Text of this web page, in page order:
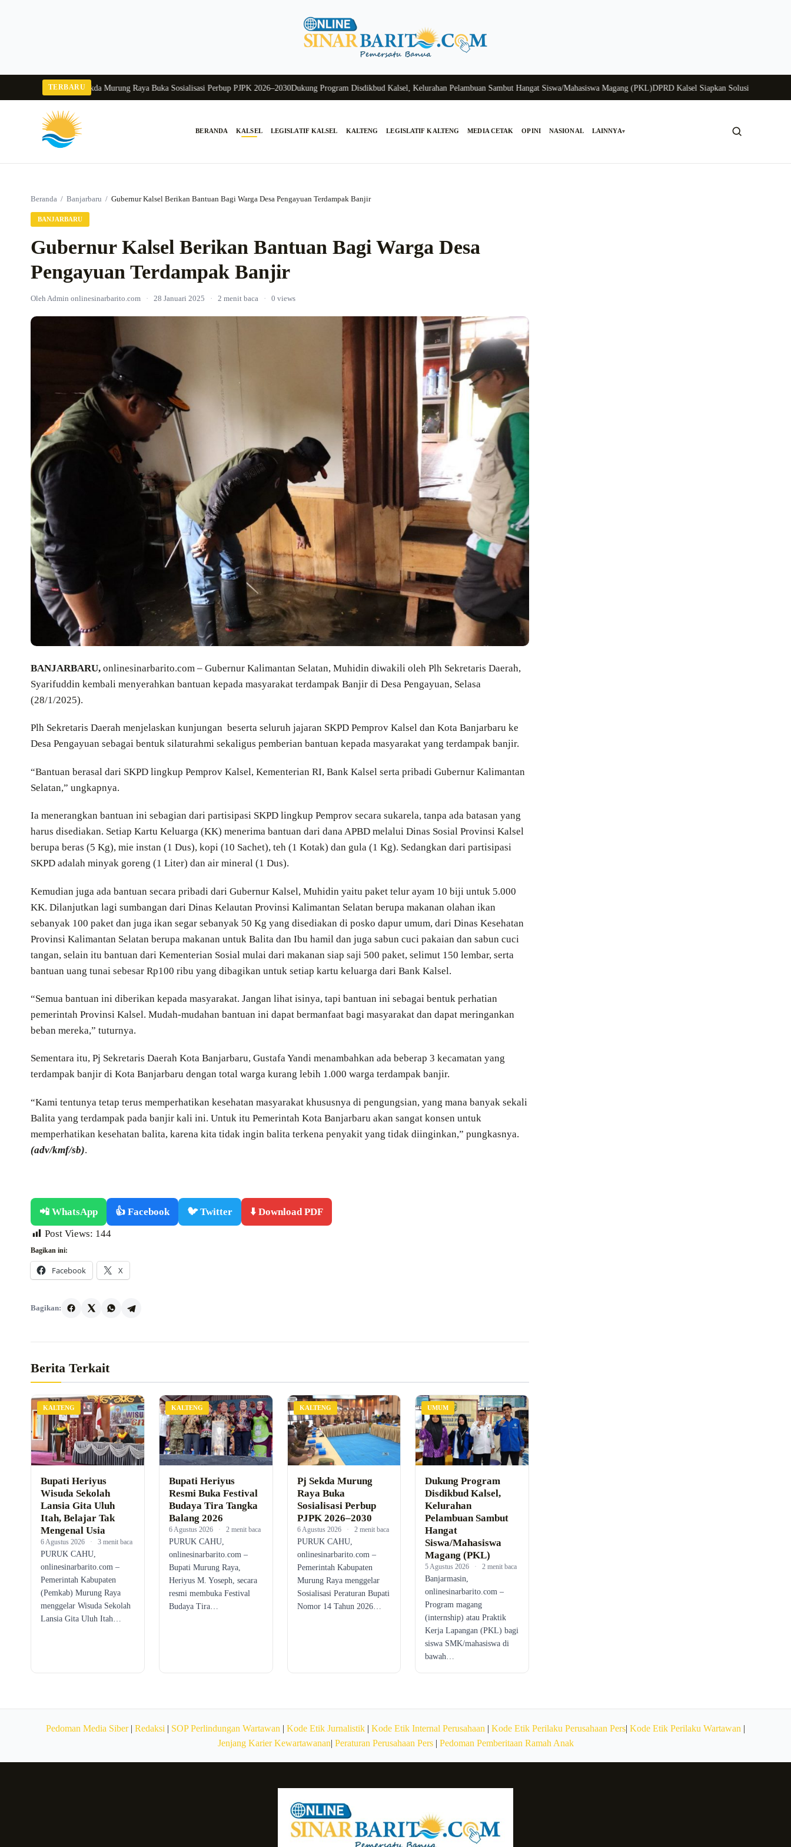
TERBARU
Balang 2026Pj Sekda Murung Raya Buka Sosialisasi Perbup PJPK 2026–2030Dukung Program Disdikbud Kalsel, Kelurahan Pelambuan Sambut Hangat Siswa/Mahasiswa Magang (PKL) DPRD Kalsel Siapkan Solusi Krisis
BERANDA KALSEL LEGISLATIF KALSEL KALTENG LEGISLATIF KALTENG MEDIA CETAK OPINI NASIONAL LAINNYA▾
Beranda / Banjarbaru / Gubernur Kalsel Berikan Bantuan Bagi Warga Desa Pengayuan Terdampak Banjir
BANJARBARU
Gubernur Kalsel Berikan Bantuan Bagi Warga Desa
Pengayuan Terdampak Banjir
Oleh Admin onlinesinarbarito.com · 28 Januari 2025 · 2 menit baca · 0 views
BANJARBARU, onlinesinarbarito.com – Gubernur Kalimantan Selatan, Muhidin diwakili oleh Plh Sekretaris Daerah,
Syarifuddin kembali menyerahkan bantuan kepada masyarakat terdampak Banjir di Desa Pengayuan, Selasa
(28/1/2025).
Plh Sekretaris Daerah menjelaskan kunjungan beserta seluruh jajaran SKPD Pemprov Kalsel dan Kota Banjarbaru ke
Desa Pengayuan sebagai bentuk silaturahmi sekaligus pemberian bantuan kepada masyarakat yang terdampak banjir.
“Bantuan berasal dari SKPD lingkup Pemprov Kalsel, Kementerian RI, Bank Kalsel serta pribadi Gubernur Kalimantan
Selatan,” ungkapnya.
Ia menerangkan bantuan ini sebagian dari partisipasi SKPD lingkup Pemprov secara sukarela, tanpa ada batasan yang
harus disediakan. Setiap Kartu Keluarga (KK) menerima bantuan dari dana APBD melalui Dinas Sosial Provinsi Kalsel
berupa beras (5 Kg), mie instan (1 Dus), kopi (10 Sachet), teh (1 Kotak) dan gula (1 Kg). Sedangkan dari partisipasi
SKPD adalah minyak goreng (1 Liter) dan air mineral (1 Dus).
Kemudian juga ada bantuan secara pribadi dari Gubernur Kalsel, Muhidin yaitu paket telur ayam 10 biji untuk 5.000
KK. Dilanjutkan lagi sumbangan dari Dinas Kelautan Provinsi Kalimantan Selatan berupa makanan olahan ikan
sebanyak 100 paket dan juga ikan segar sebanyak 50 Kg yang disediakan di posko dapur umum, dari Dinas Kesehatan
Provinsi Kalimantan Selatan berupa makanan untuk Balita dan Ibu hamil dan juga sabun cuci pakaian dan sabun cuci
tangan, selain itu bantuan dari Kementerian Sosial mulai dari makanan siap saji 500 paket, selimut 150 lembar, serta
bantuan uang tunai sebesar Rp100 ribu yang dibagikan untuk setiap kartu keluarga dari Bank Kalsel.
“Semua bantuan ini diberikan kepada masyarakat. Jangan lihat isinya, tapi bantuan ini sebagai bentuk perhatian
pemerintah Provinsi Kalsel. Mudah-mudahan bantuan ini dapat bermanfaat bagi masyarakat dan dapat meringankan
beban mereka,” tuturnya.
Sementara itu, Pj Sekretaris Daerah Kota Banjarbaru, Gustafa Yandi menambahkan ada beberap 3 kecamatan yang
terdampak banjir di Kota Banjarbaru dengan total warga kurang lebih 1.000 warga terdampak banjir.
“Kami tentunya tetap terus memperhatikan kesehatan masyarakat khususnya di pengungsian, yang mana banyak sekali
Balita yang terdampak pada banjir kali ini. Untuk itu Pemerintah Kota Banjarbaru akan sangat konsen untuk
memperhatikan kesehatan balita, karena kita tidak ingin balita terkena penyakit yang tidak diinginkan,” pungkasnya.
(adv/kmf/sb).
📲 WhatsApp 👍 Facebook 🐦 Twitter
⬇️ Download PDF
Post Views: 144
Bagikan ini:
Facebook X
Bagikan:
Berita Terkait
KALTENG
Bupati Heriyus
Wisuda Sekolah
Lansia Gita Uluh
Itah, Belajar Tak
Mengenal Usia
6 Agustus 2026 · 3 menit baca
PURUK CAHU,
onlinesinarbarito.com –
Pemerintah Kabupaten
(Pemkab) Murung Raya
menggelar Wisuda Sekolah
Lansia Gita Uluh Itah…
KALTENG
Bupati Heriyus
Resmi Buka Festival
Budaya Tira Tangka
Balang 2026
6 Agustus 2026 · 2 menit baca
PURUK CAHU,
onlinesinarbarito.com –
Bupati Murung Raya,
Heriyus M. Yoseph, secara
resmi membuka Festival
Budaya Tira…
KALTENG
Pj Sekda Murung
Raya Buka
Sosialisasi Perbup
PJPK 2026–2030
6 Agustus 2026 · 2 menit baca
PURUK CAHU,
onlinesinarbarito.com –
Pemerintah Kabupaten
Murung Raya menggelar
Sosialisasi Peraturan Bupati
Nomor 14 Tahun 2026…
UMUM
Dukung Program
Disdikbud Kalsel,
Kelurahan
Pelambuan Sambut
Hangat
Siswa/Mahasiswa
Magang (PKL)
5 Agustus 2026 · 2 menit baca
Banjarmasin,
onlinesinarbarito.com –
Program magang
(internship) atau Praktik
Kerja Lapangan (PKL) bagi
siswa SMK/mahasiswa di
bawah…
Pedoman Media Siber| Redaksi | SOP Perlindungan Wartawan | Kode Etik Jurnalistik | Kode Etik Internal Perusahaan | Kode Etik Perilaku Perusahaan Pers| Kode Etik Perilaku Wartawan |
Jenjang Karier Kewartawanan| Peraturan Perusahaan Pers| Pedoman Pemberitaan Ramah Anak